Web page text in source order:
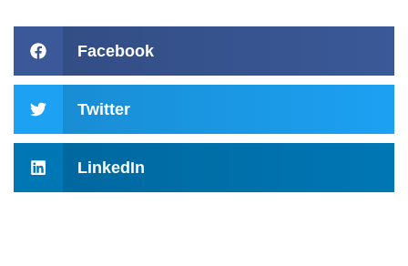
Facebook
Twitter
LinkedIn